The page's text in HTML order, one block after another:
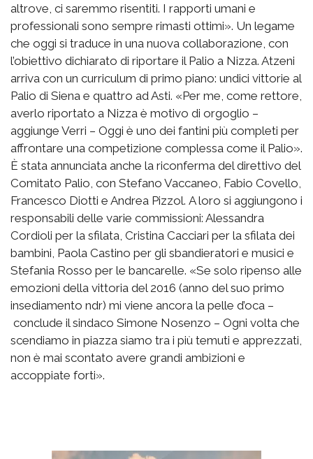
altrove, ci saremmo risentiti. I rapporti umani e
professionali sono sempre rimasti ottimi». Un legame
che oggi si traduce in una nuova collaborazione, con
l’obiettivo dichiarato di riportare il Palio a Nizza. Atzeni
arriva con un curriculum di primo piano: undici vittorie al
Palio di Siena e quattro ad Asti. «Per me, come rettore,
averlo riportato a Nizza è motivo di orgoglio –
aggiunge Verri – Oggi è uno dei fantini più completi per
affrontare una competizione complessa come il Palio».
È stata annunciata anche la riconferma del direttivo del
Comitato Palio, con Stefano Vaccaneo, Fabio Covello,
Francesco Diotti e Andrea Pizzol. A loro si aggiungono i
responsabili delle varie commissioni: Alessandra
Cordioli per la sfilata, Cristina Cacciari per la sfilata dei
bambini, Paola Castino per gli sbandieratori e musici e
Stefania Rosso per le bancarelle. «Se solo ripenso alle
emozioni della vittoria del 2016 (anno del suo primo
insediamento ndr) mi viene ancora la pelle d’oca –
conclude il sindaco Simone Nosenzo – Ogni volta che
scendiamo in piazza siamo tra i più temuti e apprezzati,
non è mai scontato avere grandi ambizioni e
accoppiate forti».